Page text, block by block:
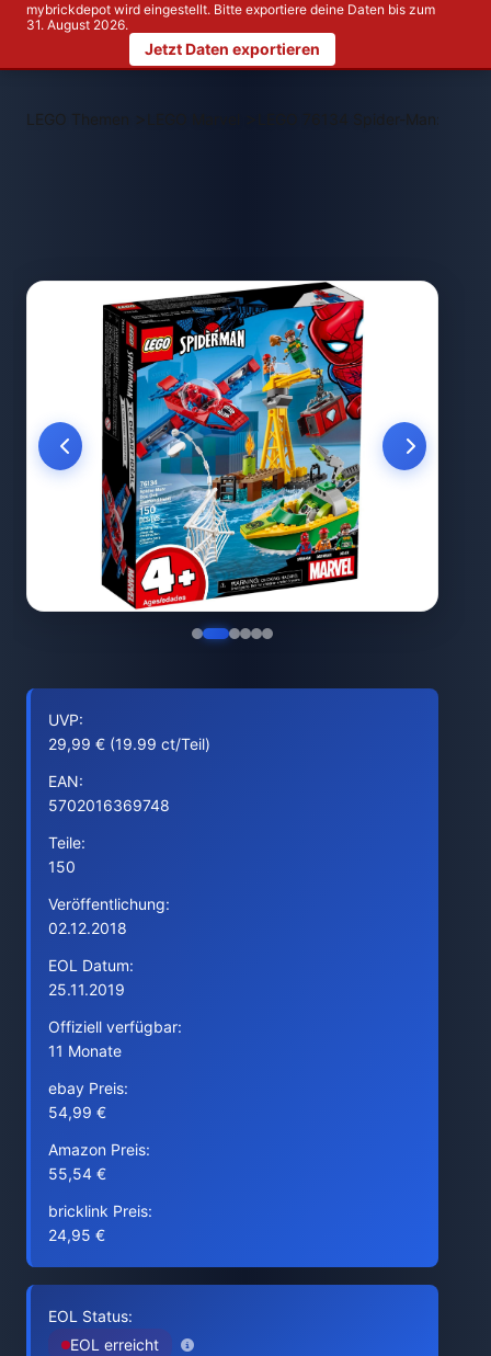
mybrickdepot wird eingestellt. Bitte exportiere deine Daten bis zum
31. August 2026.
Jetzt Daten exportieren
LEGO Themen > LEGO 76134 Spider-Man: Doc
UVP:
29,99 € (19.99 ct/Teil)
EAN:
5702016369748
Teile:
150
Veröffentlichung:
02.12.2018
EOL Datum:
25.11.2019
Offiziell verfügbar:
11 Monate
ebay Preis:
54,99 €
Amazon Preis:
55,54 €
bricklink Preis:
24,95 €
EOL Status:
EOL erreicht